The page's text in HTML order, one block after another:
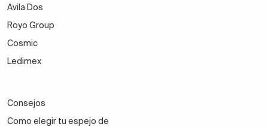
Avila Dos
Royo Group
Cosmic
Ledimex
Consejos
Como elegir tu espejo de